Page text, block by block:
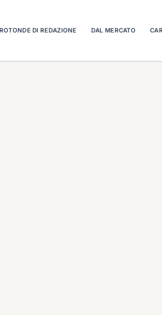
DI REDAZIONE DAL MERCATO